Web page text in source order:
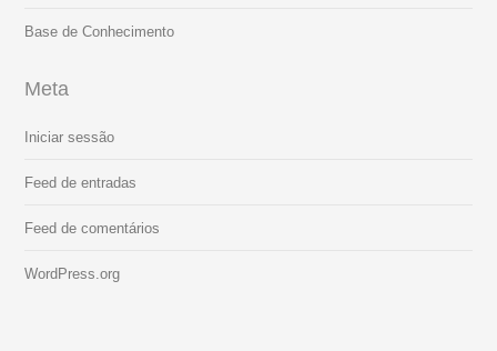
Base de Conhecimento
Meta
Iniciar sessão
Feed de entradas
Feed de comentários
WordPress.org